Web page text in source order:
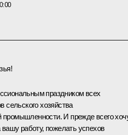
праздником всех
сельского хозяйства
И прежде всего
вашу работу, пожелать успехов